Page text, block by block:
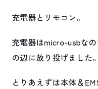
充電器とリモコン。
充電器はmicro-usbな
の辺に放り投げました。
とりあえずは本体＆